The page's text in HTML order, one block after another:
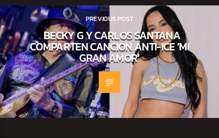
PREVIOUS POST
BECKY G Y CARLOS SANTANA
COMPARTEN CANCIÓN ANTI-ICE ‘MI
GRAN AMOR’